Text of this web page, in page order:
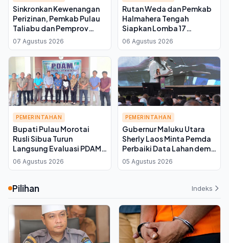
Sinkronkan Kewenangan
Perizinan, Pemkab Pulau
Taliabu dan Pemprov
Malut Perkuat Koordinasi
Tata Ruang
07 Agustus 2026
Rutan Weda dan Pemkab
Halmahera Tengah
Siapkan Lomba 17
Agustus untuk Warga
Binaan, Ini Kata Plh Kepala
Rutan
06 Agustus 2026
PEMERINTAHAN
Bupati Pulau Morotai
Rusli Sibua Turun
Langsung Evaluasi PDAM,
Instruksikan Perbaikan
Jaringan Distribusi Air
06 Agustus 2026
PEMERINTAHAN
Gubernur Maluku Utara
Sherly Laos Minta Pemda
Perbaiki Data Lahan demi
Koperasi Merah Putih,
Kuota Sawah 7.500
05 Agustus 2026
Pilihan Indeks